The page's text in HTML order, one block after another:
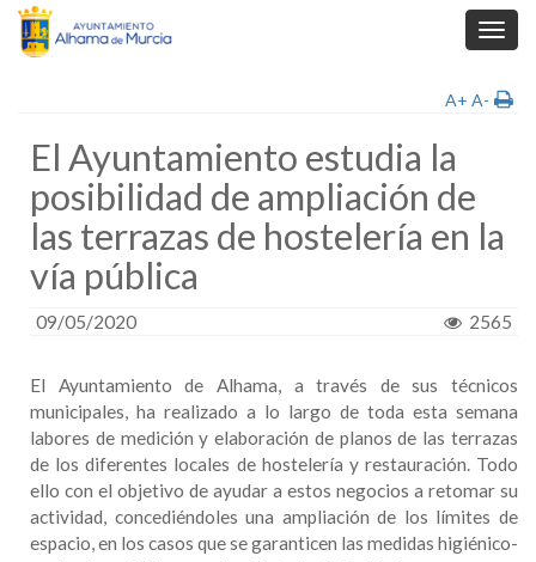
A+ A-
El Ayuntamiento estudia la
posibilidad de ampliación de
las terrazas de hostelería en la
vía pública
09/05/2020 2565
El Ayuntamiento de Alhama, a través de sus técnicos
municipales, ha realizado a lo largo de toda esta semana
labores de medición y elaboración de planos de las terrazas
de los diferentes locales de hostelería y restauración. Todo
ello con el objetivo de ayudar a estos negocios a retomar su
actividad, concediéndoles una ampliación de los límites de
espacio, en los casos que se garanticen las medidas higiénico-